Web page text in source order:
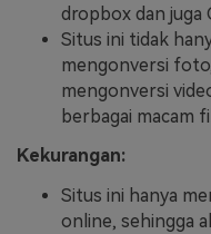
dropbox dan juga
Situs ini tidak
mengonversi
mengonversi
berbagai macam
Kekurangan:
Situs ini hanya
online, sehingga